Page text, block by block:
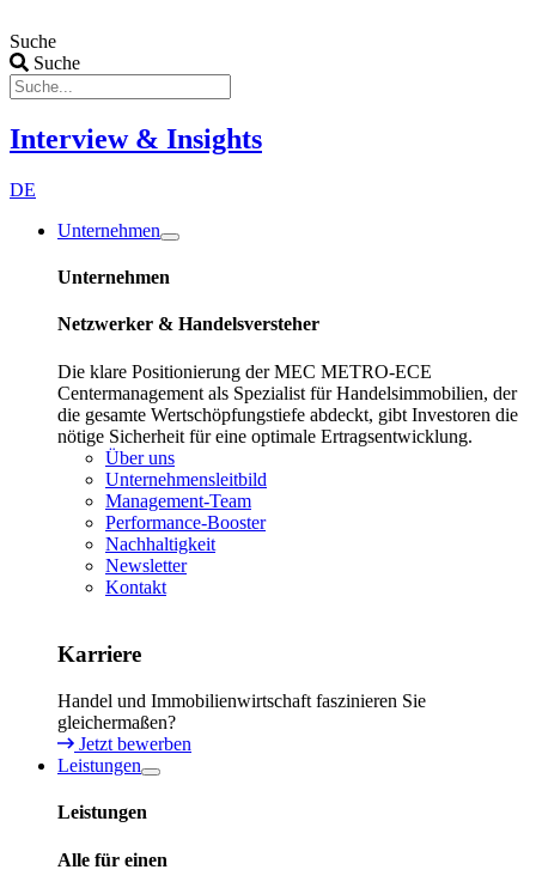
Inhalt
wechseln
Suche
Suche
Interview & Insights
DE
Unternehmen
Unternehmen
Netzwerker & Handelsversteher
Die klare Positionierung der MEC METRO-ECE
Centermanagement als Spezialist für Handelsimmobilien, der
die gesamte Wertschöpfungstiefe abdeckt, gibt Investoren die
nötige Sicherheit für eine optimale Ertragsentwicklung.
Über uns
Unternehmensleitbild
Management-Team
Performance-Booster
Nachhaltigkeit
Newsletter
Kontakt
Karriere
Handel und Immobilienwirtschaft faszinieren Sie
gleichermaßen?
Jetzt bewerben
Leistungen
Leistungen
Alle für einen